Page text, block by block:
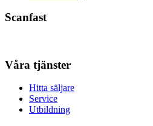
Scanfast
Våra tjänster
Hitta säljare
Service
Utbildning